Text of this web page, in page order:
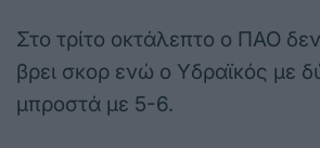
Στο τρίτο οκτάλεπτο ο ΠΑΟ
βρει σκορ ενώ ο Υδραϊκός με
μπροστά με 5-6.